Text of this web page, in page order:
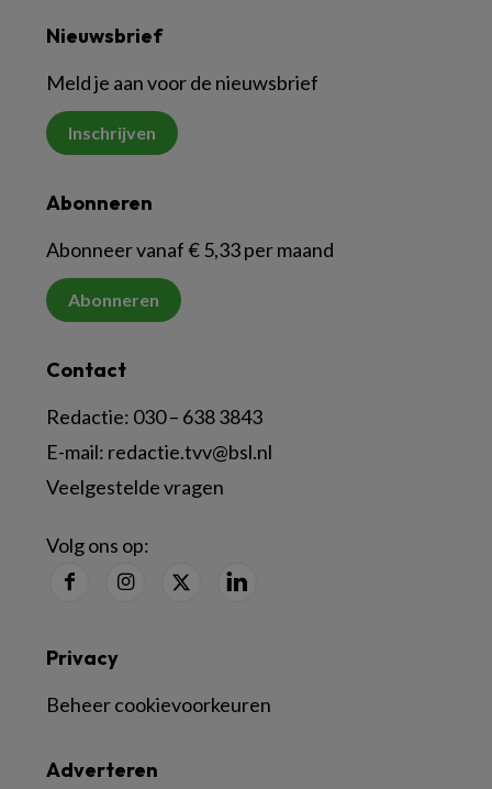
Nieuwsbrief
Meld je aan voor de nieuwsbrief
Inschrijven
Abonneren
Abonneer vanaf € 5,33 per maand
Abonneren
Contact
Redactie: 030 – 638 3843
E-mail: redactie.tvv@bsl.nl
Veelgestelde vragen
Volg ons op:
Adverteren
Privacy
Beheer cookievoorkeuren